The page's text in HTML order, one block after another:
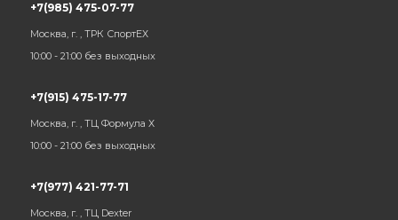
+7(985) 475-07-77
Москва, г. , ТРК СпортЕХ
10:00 - 21:00 без выходных
+7(915) 475-17-77
Москва, г. , ТЦ Формула Х
10:00 - 21:00 без выходных
+7(977) 421-77-71
Москва, г. , ТЦ Dexter